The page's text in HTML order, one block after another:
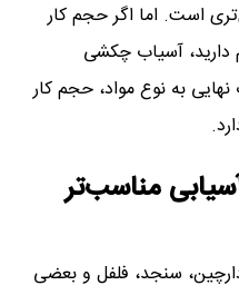
است. اما اگر حجم کار
دارید، آسیاب چکشی
به نوع مواد، حجم کار
مناسب‌تر
سنجد، فلفل و بعضی